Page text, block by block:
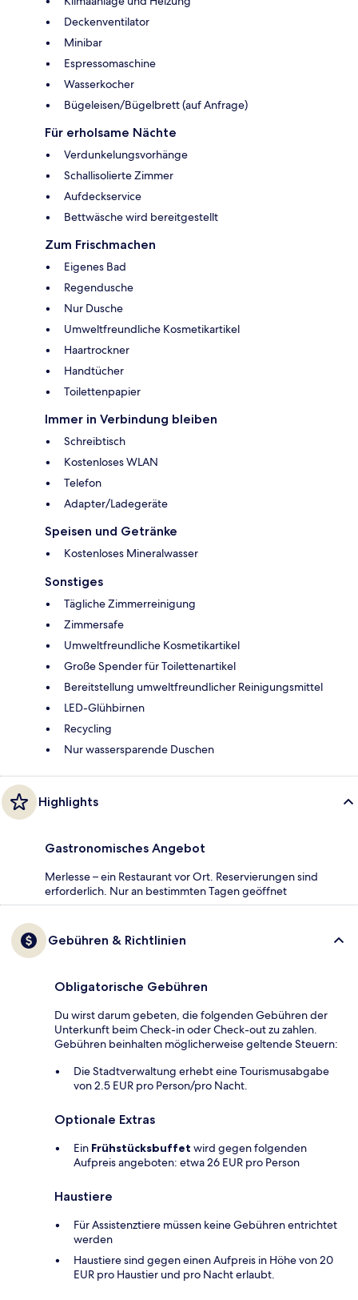
Deckenventilator
Minibar
Espressomaschine
Wasserkocher
Bügeleisen/Bügelbrett (auf Anfrage)
Für erholsame Nächte
Verdunkelungsvorhänge
Schallisolierte Zimmer
Aufdeckservice
Bettwäsche wird bereitgestellt
Zum Frischmachen
Eigenes Bad
Regendusche
Nur Dusche
Umweltfreundliche Kosmetikartikel
Haartrockner
Handtücher
Toilettenpapier
Immer in Verbindung bleiben
Schreibtisch
Kostenloses WLAN
Telefon
Adapter/Ladegeräte
Speisen und Getränke
Kostenloses Mineralwasser
Sonstiges
Tägliche Zimmerreinigung
Zimmersafe
Umweltfreundliche Kosmetikartikel
Große Spender für Toilettenartikel
Bereitstellung umweltfreundlicher Reinigungsmittel
LED-Glühbirnen
Recycling
Nur wassersparende Duschen
Highlights
Gastronomisches Angebot
Merlesse – ein Restaurant vor Ort. Reservierungen sind
erforderlich. Nur an bestimmten Tagen geöffnet
Gebühren & Richtlinien
Obligatorische Gebühren
Du wirst darum gebeten, die folgenden Gebühren der
Unterkunft beim Check-in oder Check-out zu zahlen.
Gebühren beinhalten möglicherweise geltende Steuern:
Die Stadtverwaltung erhebt eine Tourismusabgabe
von 2.5 EUR pro Person/pro Nacht.
Optionale Extras
Ein Frühstücksbuffet wird gegen folgenden
Aufpreis angeboten: etwa 26 EUR pro Person
Haustiere
Für Assistenztiere müssen keine Gebühren entrichtet
werden
Haustiere sind gegen einen Aufpreis in Höhe von 20
EUR pro Haustier und pro Nacht erlaubt.